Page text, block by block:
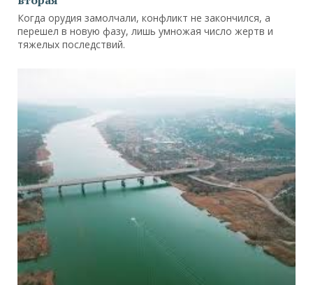
Когда орудия замолчали, конфликт не закончился, а
перешел в новую фазу, лишь умножая число жертв и
тяжелых последствий.